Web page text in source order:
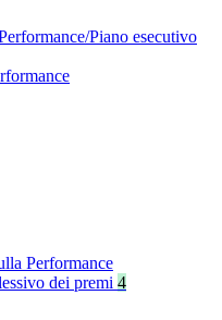
Piano esecutivo
Performance
dei premi 4